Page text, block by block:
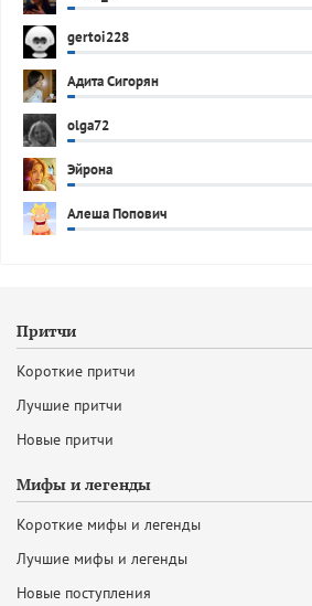
gertoi228
Адита Сигорян
olga72
Эйрона
Алеша Попович
Притчи
Короткие притчи
Лучшие притчи
Новые притчи
Мифы и легенды
Короткие мифы и легенды
Лучшие мифы и легенды
Новые поступления